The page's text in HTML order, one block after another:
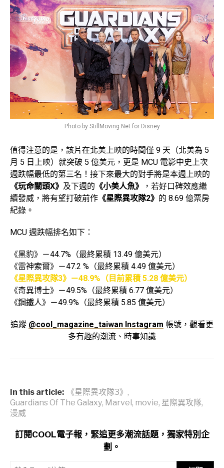
Photo by StillMoving.Net for Disney
值得注意的是，該片在北美上映的時間僅 9 天（北美為 5
月 5 日上映）就突破 5 億美元，更是 MCU 電影中史上次
週跌幅最低的第三名！接下來最大的對手將是本週上映的
《玩命關頭X》 及下週的 《小美人魚》
，若好口碑效應繼
續發威，將有望打破前作 《星際異攻隊2》 的 8.69 億票房
紀錄。
MCU 週跌幅排名如下：
《黑豹》－44.7%（最終累積 13.49 億美元）
《雷神索爾》－47.2 %（最終累積 4.49 億美元）
《星際異攻隊3》－48.9%（目前累積 5.28 億美元）
《奇異博士》－49.5%（最終累積 6.77 億美元）
《鋼鐵人》－49.9%（最終累積 5.85 億美元）
追蹤 @cool_magazine_taiwan Instagram 帳號，觀看更
多有趣的潮流、時事知識
In this article: 《星際異攻隊3》 ,
Guardians Of The Galaxy, Marvel, movie, 星際異攻隊,
漫威
訂閱COOL電子報，緊追更多潮流話題，獨家特別企
劃。